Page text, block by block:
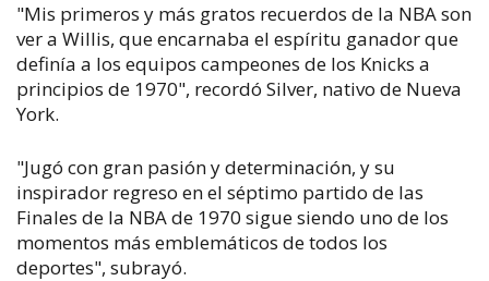
"Mis primeros y más gratos recuerdos de la NBA son
ver a Willis, que encarnaba el espíritu ganador que
definía a los equipos campeones de los Knicks a
principios de 1970", recordó Silver, nativo de Nueva
York.
"Jugó con gran pasión y determinación, y su
inspirador regreso en el séptimo partido de las
Finales de la NBA de 1970 sigue siendo uno de los
momentos más emblemáticos de todos los
deportes", subrayó.